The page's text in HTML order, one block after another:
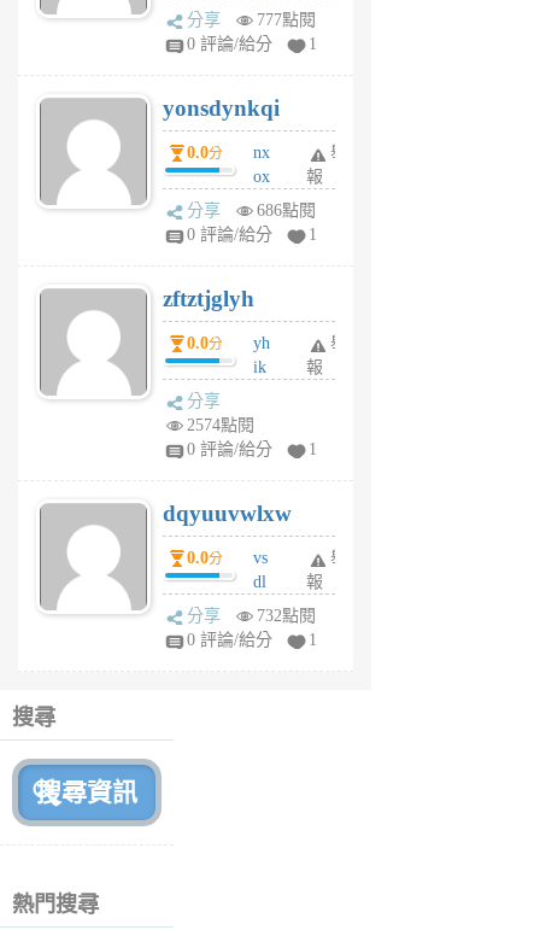
wt
sv
6
個
月
前
分享
777點閱
0 評論/給分
1
yonsdynkqi
0.0分
nx
ox
rh
pe
月
前
舉
報
分享
686點閱
0 評論/給分
1
zftztjglyh
0.0分
yh
ik
tu
6
個
月
前
舉
報
分享
2574點閱
0 評論/給分
1
dqyuuvwlxw
0.0分
vs
dl
sq
fy
舉
報
分享
732點閱
0 評論/給分
1
搜尋
熱門搜尋